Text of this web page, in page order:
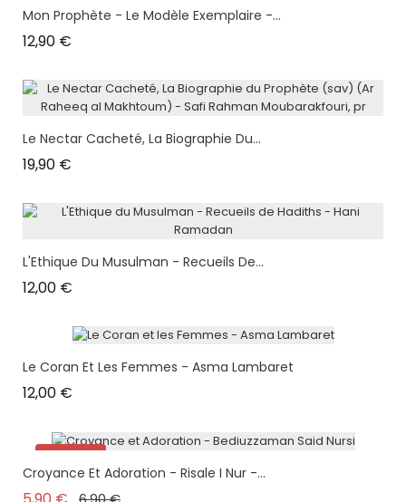
Mon Prophète - Le Modèle Exemplaire -...
12,90 €
Le Nectar Cacheté, La Biographie Du...
19,90 €
L'Ethique Du Musulman - Recueils De...
12,00 €
Le Coran Et Les Femmes - Asma Lambaret
12,00 €
Promo !
Croyance Et Adoration - Risale I Nur -...
Prix de base
Prix